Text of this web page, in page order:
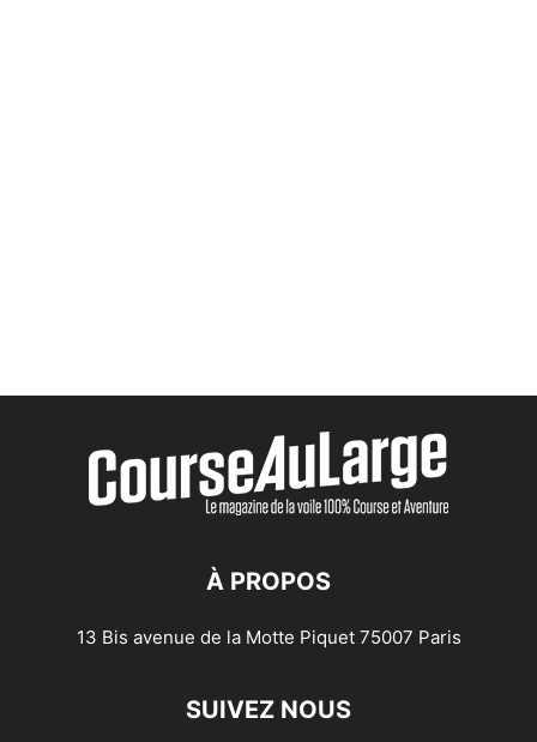
À PROPOS
13 Bis avenue de la Motte Piquet 75007 Paris
SUIVEZ NOUS